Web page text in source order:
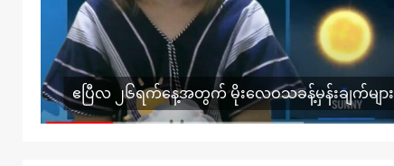
ဧပြီလ ၂၆ရက်နေ့အတွက် မိုးလေဝသခန့်မှန်းချက်များ